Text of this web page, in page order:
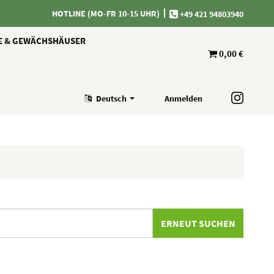
HOTLINE (MO-FR 10-15 UHR) +49 421 94803940
& GEWÄCHSHÄUSER
0,00 €
Deutsch Anmelden